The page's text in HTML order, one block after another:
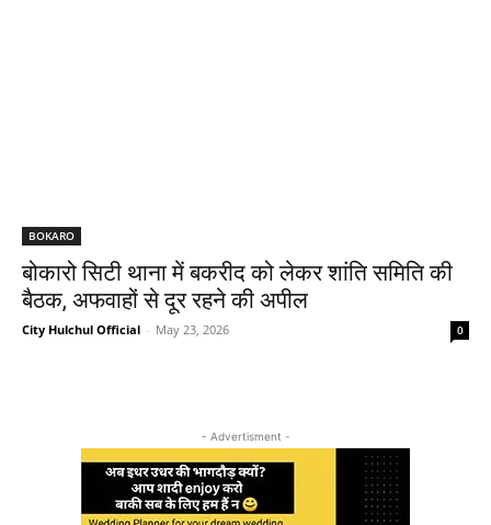
BOKARO
बोकारो सिटी थाना में बकरीद को लेकर शांति समिति की
बैठक, अफवाहों से दूर रहने की अपील
City Hulchul Official - May 23, 2026 0
- Advertisment -